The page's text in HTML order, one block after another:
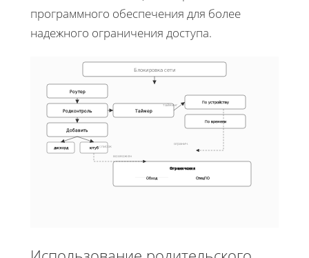
программного обеспечения для более
надежного ограничения доступа.
Блокировка сети
Роутер
Родконтроль
Добавить
дискорд ютуб
Таймер
По устройству
По времени
Ограничения
Обход СпецПО
тайминг
список
огранич.
возможен